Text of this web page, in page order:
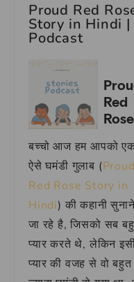
Proud Red
Story in Hindi |
Podcast
बच्चो आज हम आपको
ऐसे घमंडी गुलाब (Proud
Red Rose Story in
Hindi) की कहानी
जा रहे है, जिसको सब
प्यार करते थे, लेकिन
प्यार की वजह से वो बहुत